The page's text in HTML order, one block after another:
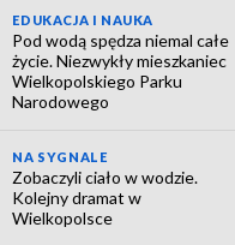
EDUKACJA I NAUKA
Pod wodą spędza niemal całe
życie. Niezwykły mieszkaniec
Wielkopolskiego Parku
Narodowego
NA SYGNALE
Zobaczyli ciało w wodzie.
Kolejny dramat w
Wielkopolsce